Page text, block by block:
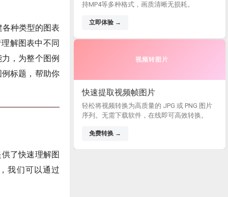
种类型的图表
解图表中不同
，为整个图例
标题，帮助你
了快速理解图
我们可以通过
持MP4等多种格式，画质清晰无损耗。
立即体验 →
视频转图片
快速提取视频帧图片
轻松将视频转换为高质量的 JPG 或 PNG 图片
序列。无需下载软件，在线即可高效转换。
免费转换 →